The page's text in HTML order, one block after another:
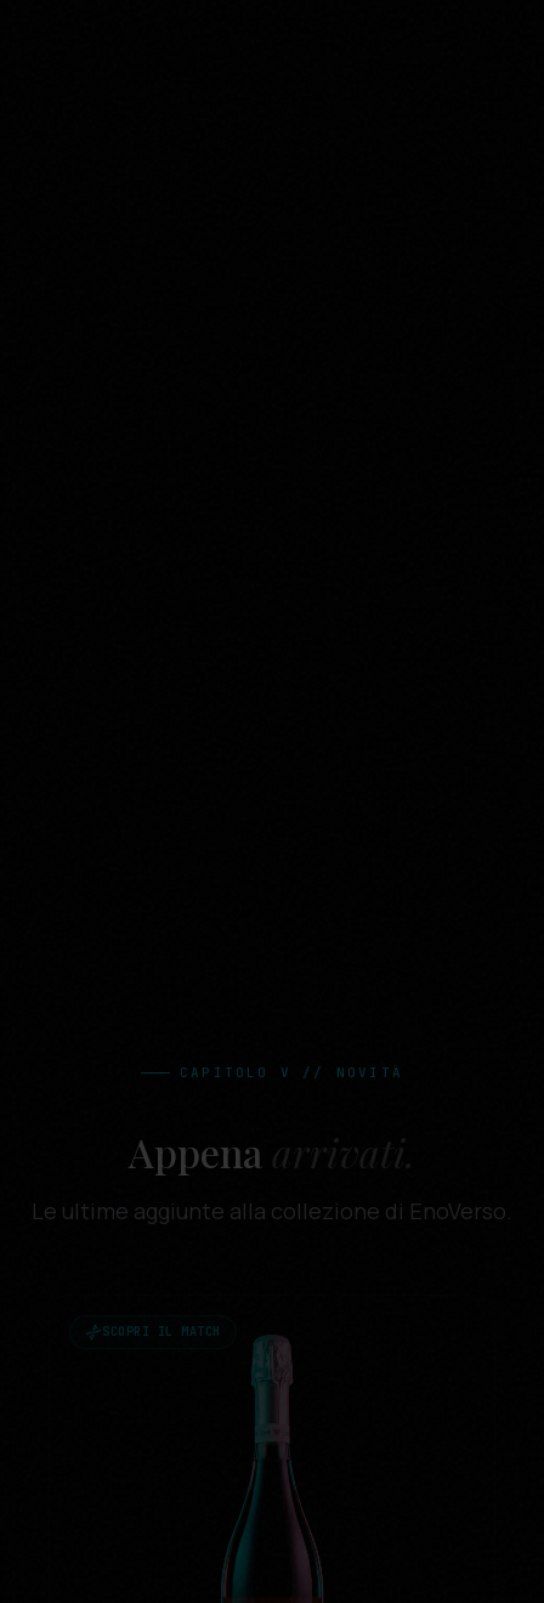
CAPITOLO V // NOVITÀ
Appena arrivati.
Le ultime aggiunte alla collezione di EnoVerso.
SCOPRI IL MATCH